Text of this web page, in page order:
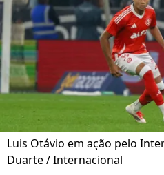
Luis Otávio em ação pelo
Duarte / Internacional